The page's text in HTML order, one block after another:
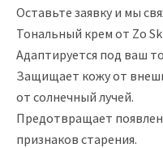
Оставьте заявку и мы
Тональный крем от Zo
Адаптируется под ваш
Защищает кожу от
от солнечный лучей.
Предотвращает
признаков старения.